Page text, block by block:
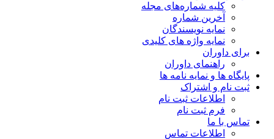
کلیه شماره‌های مجله
آخرین شماره
نمایه نویسندگان
نمایه واژه های کلیدی
برای داوران
راهنمای داوران
پایگاه ها و نمایه نامه ها
ثبت نام و اشتراک
اطلاعات ثبت نام
فرم ثبت نام
تماس با ما
اطلاعات تماس